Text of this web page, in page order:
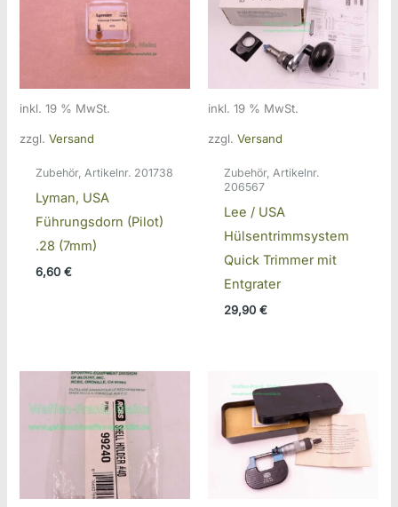
inkl. 19 % MwSt.
zzgl.Versand
Zubehör, Artikelnr. 201738
Lyman, USA
Führungsdorn (Pilot)
.28 (7mm)
6,60 €
inkl. 19 % MwSt.
zzgl. Versand
Zubehör, Artikelnr.
206567
Lee / USA
Hülsentrimmsystem
Quick Trimmer mit
Entgrater
29,90 €